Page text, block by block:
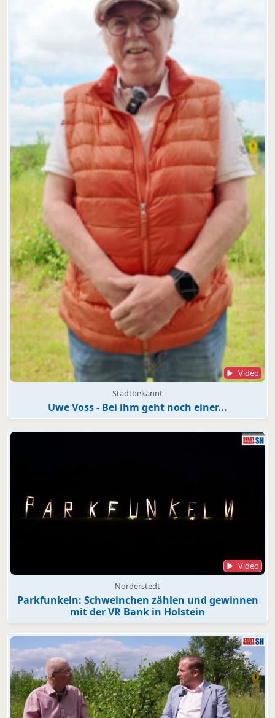
Video
Stadtbekannt
Uwe Voss - Bei ihm geht noch einer...
Video
Norderstedt
Parkfunkeln: Schweinchen zählen und gewinnen
mit der VR Bank in Holstein